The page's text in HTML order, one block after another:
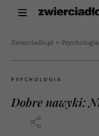
Zwierciadlo.pl > Psychologia
PSYCHOLOGIA
Dobre nawyki: